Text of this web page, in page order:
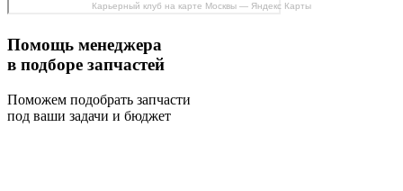
Карьерный клуб на карте Москвы — Яндекс Карты
Помощь менеджера
в подборе запчастей
Поможем подобрать запчасти
под ваши задачи и бюджет